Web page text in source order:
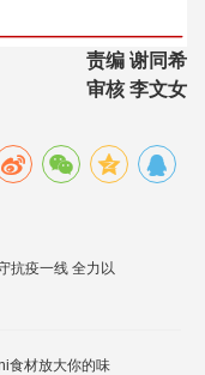
责编 谢同希
审核 李文女
一线 全力以
食材放大你的味